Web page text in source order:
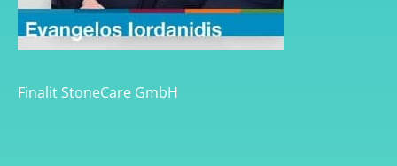
Finalit StoneCare GmbH